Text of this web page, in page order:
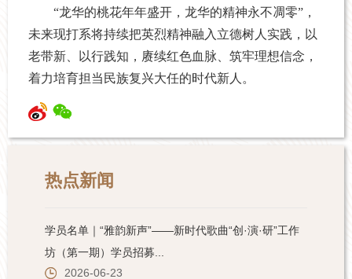
“龙华的桃花年年盛开，龙华的精神永不凋零”，
未来现打系将持续把英烈精神融入立德树人实践，以
老带新、以行践知，赓续红色血脉、筑牢理想信念，
着力培育担当民族复兴大任的时代新人。
热点新闻